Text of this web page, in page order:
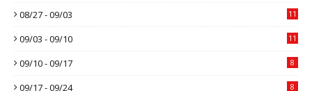
08/27 - 09/03 11
09/03 - 09/10 11
09/10 - 09/17 8
09/17 - 09/24 8